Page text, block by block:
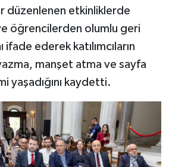
düzenlenen etkinliklerde
öğrencilerden olumlu geri
ifade ederek katılımcıların
manşet atma ve sayfa
yaşadığını kaydetti.